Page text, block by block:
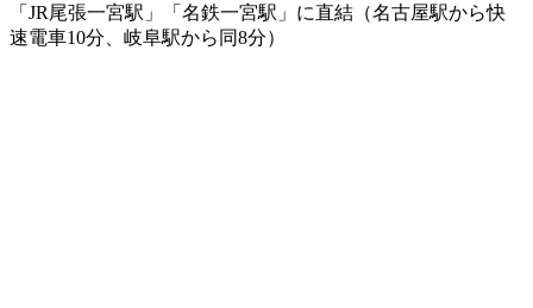
「JR尾張一宮駅」「名鉄一宮駅」に直結（名古屋駅から快
速電車10分、岐阜駅から同8分）